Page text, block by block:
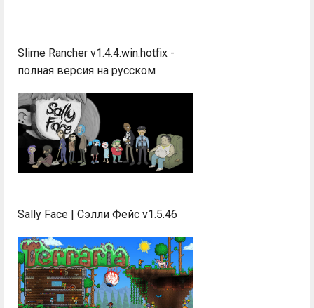
Slime Rancher v1.4.4.win.hotfix -
полная версия на русском
Sally Face | Сэлли Фейс v1.5.46